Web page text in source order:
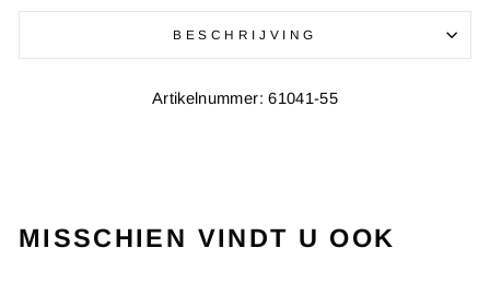
BESCHRIJVING
Artikelnummer: 61041-55
MISSCHIEN VINDT U OOK